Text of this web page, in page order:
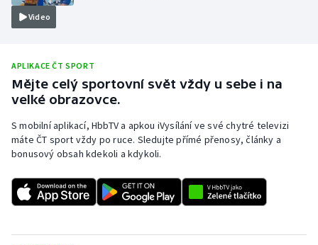
Plážový volejbal
Rychlobruslení
Rychlostní kanoistika
Short track
Sportovní střelba
Video
APLIKACE ČT SPORT
Mějte celý sportovní svět vždy u sebe i na
velké obrazovce.
S mobilní aplikací, HbbTV a apkou iVysílání ve své chytré televizi
máte ČT sport vždy po ruce. Sledujte přímé přenosy, články a
bonusový obsah kdekoli a kdykoli.